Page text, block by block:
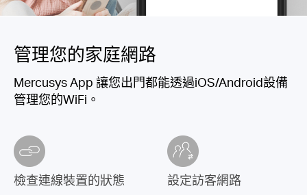
管理您的家庭網路
Mercusys App 讓您出門都能透過iOS/Android設備
管理您的WiFi。
檢查連線裝置的狀態 設定訪客網路